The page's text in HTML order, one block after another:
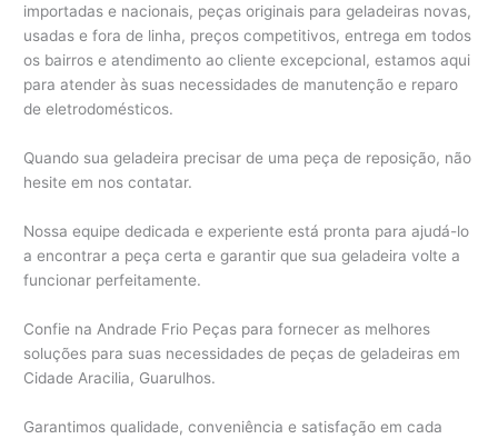
importadas e nacionais, peças originais para geladeiras novas,
usadas e fora de linha, preços competitivos, entrega em todos
os bairros e atendimento ao cliente excepcional, estamos aqui
para atender às suas necessidades de manutenção e reparo
de eletrodomésticos.
Quando sua geladeira precisar de uma peça de reposição, não
hesite em nos contatar.
Nossa equipe dedicada e experiente está pronta para ajudá-lo
a encontrar a peça certa e garantir que sua geladeira volte a
funcionar perfeitamente.
Confie na Andrade Frio Peças para fornecer as melhores
soluções para suas necessidades de peças de geladeiras em
Cidade Aracilia, Guarulhos.
Garantimos qualidade, conveniência e satisfação em cada